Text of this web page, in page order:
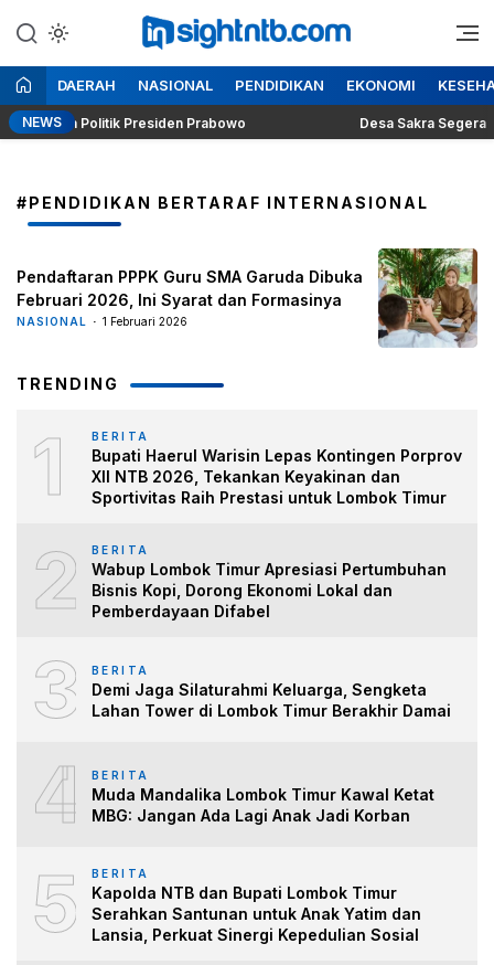
ke
konten
Insight NTB
Berita Seputar NTB
DAERAH NASIONAL PENDIDIKAN EKONOMI
NEWSPolitik Presiden Prabowo Desa Sakra Segera
#PENDIDIKAN BERTARAF INTERNASIONAL
Pendaftaran PPPK Guru SMA Garuda Dibuka
Februari 2026, Ini Syarat dan Formasinya
NASIONAL 1 Februari 2026
TRENDING
1 BERITA
Bupati Haerul Warisin Lepas Kontingen Porprov
XII NTB 2026, Tekankan Keyakinan dan
Sportivitas Raih Prestasi untuk Lombok Timur
2 BERITA
Wabup Lombok Timur Apresiasi Pertumbuhan
Bisnis Kopi, Dorong Ekonomi Lokal dan
Pemberdayaan Difabel
3 BERITA
Demi Jaga Silaturahmi Keluarga, Sengketa
Lahan Tower di Lombok Timur Berakhir Damai
4 BERITA
Muda Mandalika Lombok Timur Kawal Ketat
MBG: Jangan Ada Lagi Anak Jadi Korban
5 BERITA
Kapolda NTB dan Bupati Lombok Timur
Serahkan Santunan untuk Anak Yatim dan
Lansia, Perkuat Sinergi Kepedulian Sosial